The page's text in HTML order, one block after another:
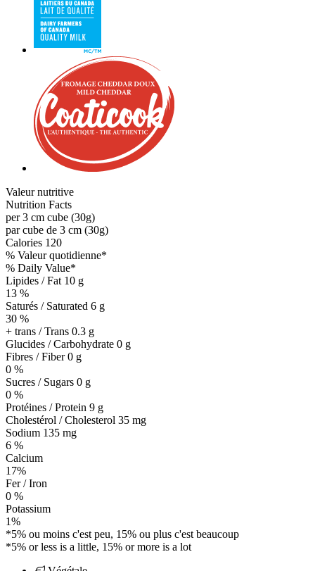
Valeur nutritive
Nutrition Facts
per 3 cm cube (30g)
par cube de 3 cm (30g)
Calories 120
% Valeur quotidienne*
% Daily Value*
Lipides / Fat 10 g
13 %
Saturés / Saturated 6 g
30 %
+ trans / Trans 0.3 g
Glucides / Carbohydrate 0 g
Fibres / Fiber 0 g
0 %
Sucres / Sugars 0 g
0 %
Protéines / Protein 9 g
Cholestérol / Cholesterol 35 mg
Sodium 135 mg
6 %
Calcium
17%
Fer / Iron
0 %
Potassium
1%
*5% ou moins c'est peu, 15% ou plus c'est beaucoup
*5% or less is a little, 15% or more is a lot